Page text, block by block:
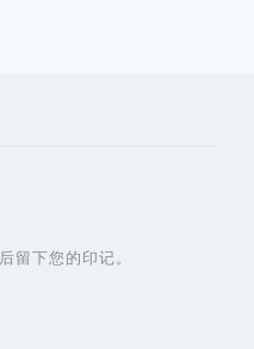
后留下您的印记。